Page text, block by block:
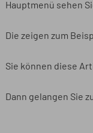
Hauptmenü sehen
Die zeigen zum
Sie können diese
Dann gelangen Sie